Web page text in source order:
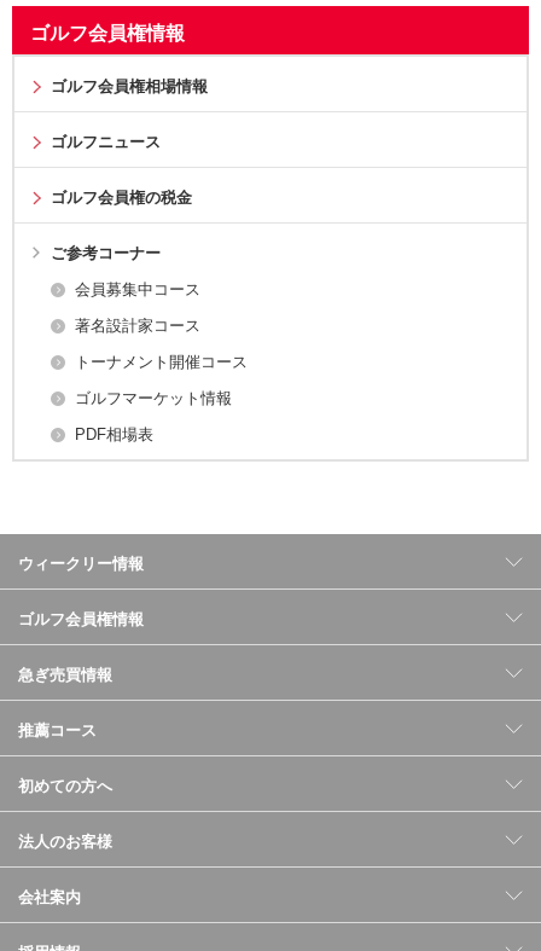
ゴルフ会員権情報
ゴルフ会員権相場情報
ゴルフニュース
ゴルフ会員権の税金
ご参考コーナー
会員募集中コース
著名設計家コース
トーナメント開催コース
ゴルフマーケット情報
PDF相場表
ウィークリー情報
ゴルフ会員権情報
急ぎ売買情報
推薦コース
初めての方へ
法人のお客様
会社案内